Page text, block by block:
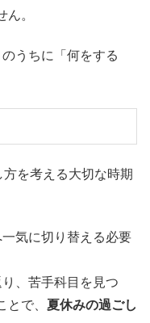
。
うちに「何をする
を考える大切な時期
気に切り替える必要
、苦手科目を見つ
で、 夏休みの過ごし